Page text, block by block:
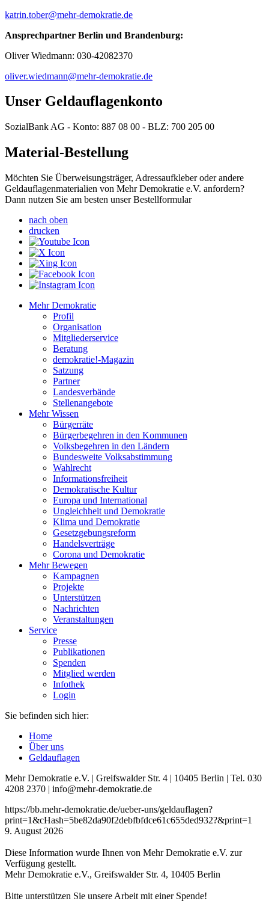
katrin.tober@mehr-demokratie.de
Ansprechpartner Berlin und Brandenburg:
Oliver Wiedmann: 030-42082370
oliver.wiedmann@mehr-demokratie.de
Unser Geldauflagenkonto
SozialBank AG - Konto: 887 08 00 - BLZ: 700 205 00
Material-Bestellung
Möchten Sie Überweisungsträger, Adressaufkleber oder andere
Geldauflagenmaterialien von Mehr Demokratie e.V. anfordern?
Dann nutzen Sie am besten unser Bestellformular
nach oben
drucken
Mehr Demokratie
Profil
Organisation
Mitgliederservice
Beratung
demokratie!-Magazin
Satzung
Partner
Landesverbände
Stellenangebote
Mehr Wissen
Bürgerräte
Bürgerbegehren in den Kommunen
Volksbegehren in den Ländern
Bundesweite Volksabstimmung
Wahlrecht
Informationsfreiheit
Demokratische Kultur
Europa und International
Ungleichheit und Demokratie
Klima und Demokratie
Gesetzgebungsreform
Handelsverträge
Corona und Demokratie
Mehr Bewegen
Kampagnen
Projekte
Unterstützen
Nachrichten
Veranstaltungen
Service
Presse
Publikationen
Spenden
Mitglied werden
Infothek
Login
Sie befinden sich hier:
Home
Über uns
Geldauflagen
Mehr Demokratie e.V. | Greifswalder Str. 4 | 10405 Berlin | Tel. 030
4208 2370 | info@mehr-demokratie.de
https://bb.mehr-demokratie.de/ueber-uns/geldauflagen?
print=1&cHash=5be82da90f2debfbfdce61c655ded932?&print=1
9. August 2026
Diese Information wurde Ihnen von Mehr Demokratie e.V. zur
Verfügung gestellt.
Mehr Demokratie e.V., Greifswalder Str. 4, 10405 Berlin
Bitte unterstützen Sie unsere Arbeit mit einer Spende!